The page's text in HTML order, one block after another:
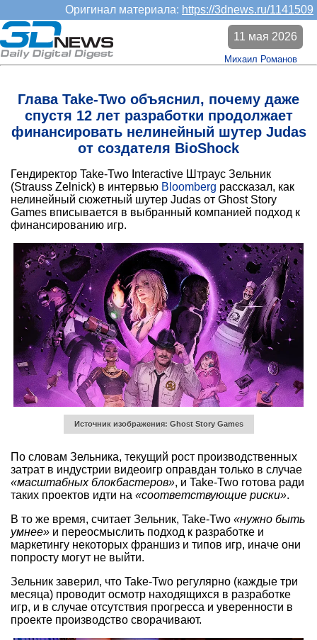
Оригинал материала: https://3dnews.ru/1141509
Глава Take-Two объяснил, почему даже
спустя 12 лет разработки продолжает
финансировать нелинейный шутер Judas
от создателя BioShock
11 мая 2026
Михаил Романов
Гендиректор Take-Two Interactive Штраус Зельник
(Strauss Zelnick) в интервью Bloomberg рассказал, как
нелинейный сюжетный шутер Judas от Ghost Story
Games вписывается в выбранный компанией подход к
финансированию игр.
Источник изображения: Ghost Story Games
По словам Зельника, текущий рост производственных
затрат в индустрии видеоигр оправдан только в случае
«масштабных блокбастеров», и Take-Two готова ради
таких проектов идти на «соответствующие риски».
В то же время, считает Зельник, Take-Two «нужно быть
умнее» и переосмыслить подход к разработке и
маркетингу некоторых франшиз и типов игр, иначе они
попросту могут не выйти.
Зельник заверил, что Take-Two регулярно (каждые три
месяца) проводит осмотр находящихся в разработке
игр, и в случае отсутствия прогресса и уверенности в
проекте производство сворачивают.